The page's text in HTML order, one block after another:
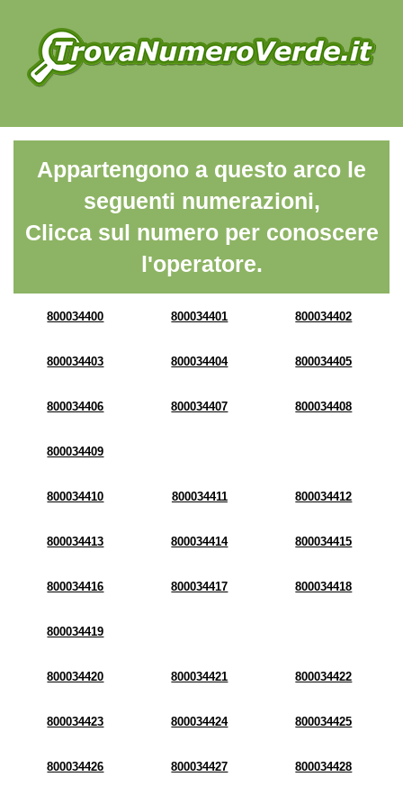
Appartengono a questo arco le
seguenti numerazioni,
Clicca sul numero per conoscere
l'operatore.
800034400 800034401 800034402
800034403 800034404 800034405
800034406 800034407 800034408
800034409
800034410 800034411 800034412
800034413 800034414 800034415
800034416 800034417 800034418
800034419
800034420 800034421 800034422
800034423 800034424 800034425
800034426 800034427 800034428